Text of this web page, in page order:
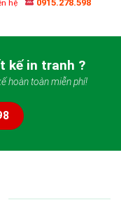
hệ 0915.278.598
kế in tranh ?
hoàn toàn miễn phí!